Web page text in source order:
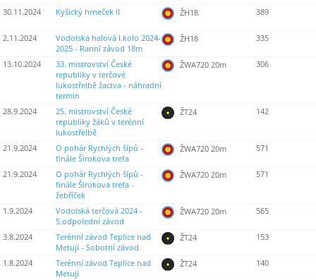
30.11.2024 Kyšický hrneček II ŽH18 389
2.11.2024
Vodolská halová I.kolo 2024-
2025 - Ranní závod 18m
ŽH18 335
13.10.2024
33. mistrovství České
republiky v terčové
lukostřelbě žactva - náhradní
termín
ŽWA720 20m 306
28.9.2024
25. mistrovství České
republiky žáků v terénní
lukostřelbě
ŽT24 142
21.9.2024
O pohár Rychlých šípů -
finále Širokova trefa
ŽWA720 20m 571
21.9.2024
O pohár Rychlých šípů -
finále Širokova trefa -
žebříček
ŽWA720 20m 571
1.9.2024
Vodolská terčová 2024 -
5.odpolední závod
ŽWA720 20m 565
3.8.2024
Terénní závod Teplice nad
Metují - Sobotní závod
ŽT24 153
1.8.2024
Terénní závod Teplice nad
Metují
ŽT24 140